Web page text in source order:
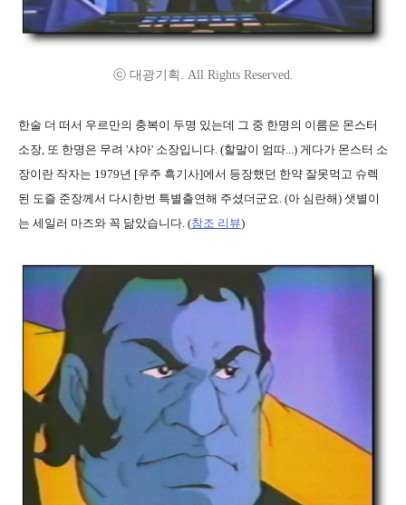
ⓒ 대광기획. All Rights Reserved.
한술 더 떠서 우르만의 충복이 두명 있는데 그 중 한명의 이름은 몬스터
소장, 또 한명은 무려 '샤아' 소장입니다. (할말이 엄따...) 게다가 몬스터 소
장이란 작자는 1979년 [우주 흑기사]에서 등장했던 한약 잘못먹고 슈렉
된 도즐 준장께서 다시한번 특별출연해 주셨더군요. (아 심란해) 샛별이
는 세일러 마즈와 꼭 닮았습니다. (참조 리뷰)